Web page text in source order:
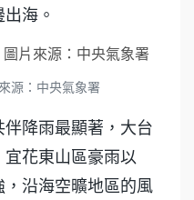
海。
源：中央氣象署
降雨最顯著，大台
花東山區豪雨以
，沿海空曠地區的風